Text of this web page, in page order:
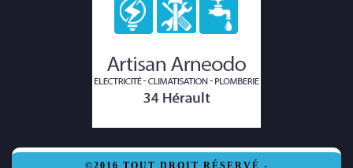
©2016 TOUT DROIT RÉSERVÉ -